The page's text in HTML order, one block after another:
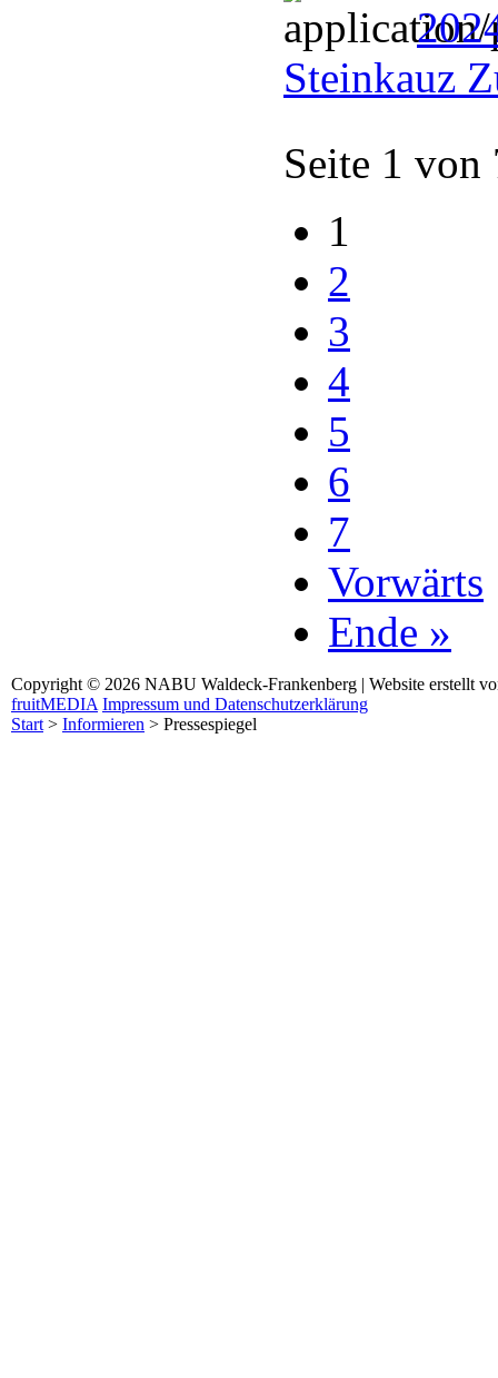
Steinkauz
Seite 1 von
1
2
3
4
5
6
7
Vorwärts
Ende »
Copyright © 2026 NABU Waldeck-Frankenberg | Website erstellt
fruitMEDIA Impressum und Datenschutzerklärung
Start> Informieren > Pressespiegel